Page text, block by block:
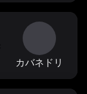
カバネドリ